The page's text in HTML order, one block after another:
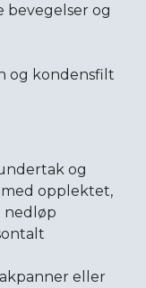
bevegelser og
og kondensfilt
og
opplektet,
nedløp
eller